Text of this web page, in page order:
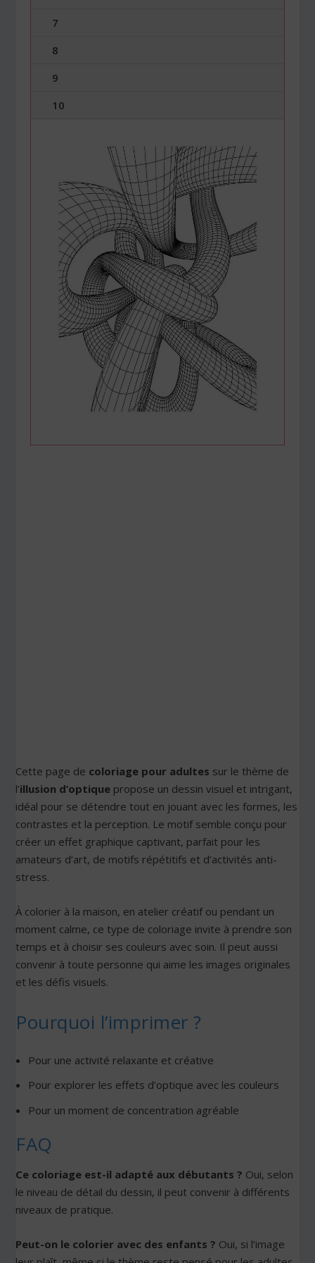
7
8
9
10
Cette page de coloriage pour adultes sur le thème de
l’illusion d’optique propose un dessin visuel et intrigant,
idéal pour se détendre tout en jouant avec les formes, les
contrastes et la perception. Le motif semble conçu pour
créer un effet graphique captivant, parfait pour les
amateurs d’art, de motifs répétitifs et d’activités anti-
stress.
À colorier à la maison, en atelier créatif ou pendant un
moment calme, ce type de coloriage invite à prendre son
temps et à choisir ses couleurs avec soin. Il peut aussi
convenir à toute personne qui aime les images originales
et les défis visuels.
Pourquoi l’imprimer ?
Pour une activité relaxante et créative
Pour explorer les effets d’optique avec les couleurs
Pour un moment de concentration agréable
FAQ
Ce coloriage est-il adapté aux débutants ? Oui, selon
le niveau de détail du dessin, il peut convenir à différents
niveaux de pratique.
Peut-on le colorier avec des enfants ? Oui, si l’image